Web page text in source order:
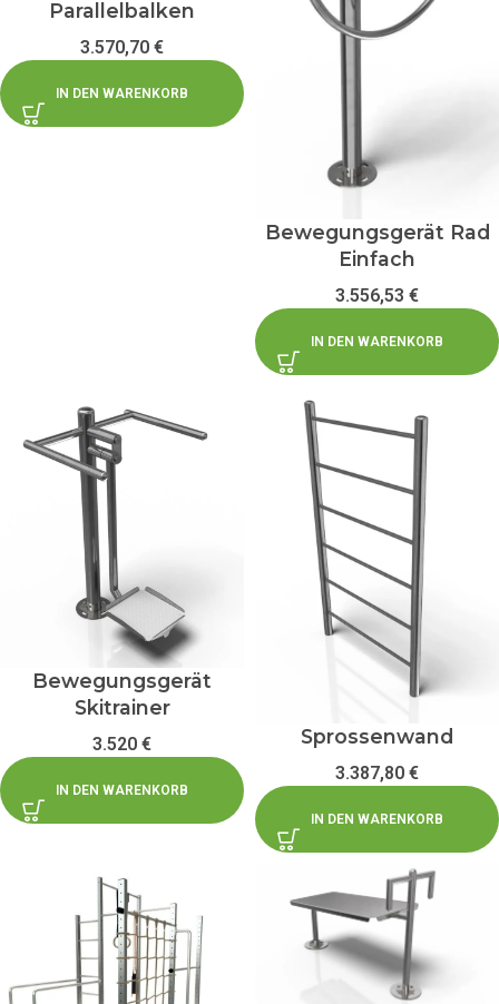
Parallelbalken
3.570,70 €
IN DEN WARENKORB
Bewegungsgerät Rad
Einfach
3.556,53 €
IN DEN WARENKORB
Bewegungsgerät
Skitrainer
3.520 €
IN DEN WARENKORB
Sprossenwand
3.387,80 €
IN DEN WARENKORB